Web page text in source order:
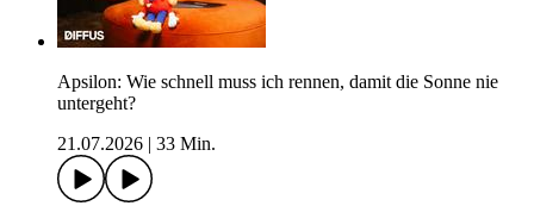
Apsilon: Wie schnell muss ich rennen, damit die Sonne nie
untergeht?
21.07.2026
33 Min.